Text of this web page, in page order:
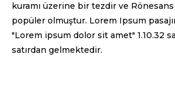
kuramı üzerine bir tezdir ve
popüler olmuştur. Lorem Ipsum
"Lorem ipsum dolor sit amet" 1.10.32
satırdan gelmektedir.